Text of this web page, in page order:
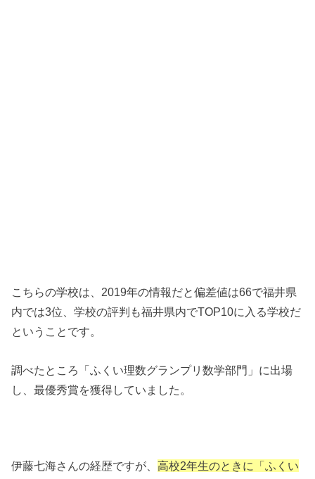
こちらの学校は、2019年の情報だと偏差値は66で福井県
内では3位、学校の評判も福井県内でTOP10に入る学校だ
ということです。
調べたところ「ふくい理数グランプリ数学部門」に出場
し、最優秀賞を獲得していました。
伊藤七海さんの経歴ですが、高校2年生のときに「ふくい